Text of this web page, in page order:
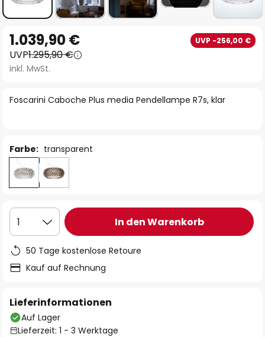
Anfang
der
Bildgalerie
Foscarini Caboche Plus media Pendellampe R7s, klar
1.039,90 € UVP -256,00 €
UVP1.295,90 €
inkl. MwSt.
Farbe: transparent
1 In den Warenkorb
50 Tage kostenlose Retoure
Kauf auf Rechnung
Lieferinformationen
Auf Lager
Lieferzeit: 1 - 3 Werktage